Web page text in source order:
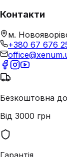
Контакти
м.
+380 67 676
Безкоштовна
Від 3000 грн